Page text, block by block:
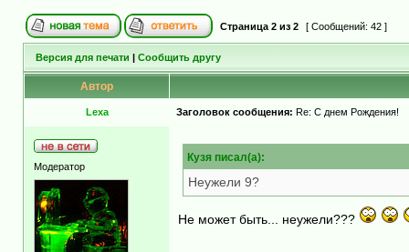
Страница 2 из 2 [ Сообщений: 42 ]
Версия для печати | Сообщить другу
Автор
Lexa Заголовок сообщения: Re: С днем Рождения!
Модератор
Кузя писал(а):
Неужели 9?
Не может быть... неужели???